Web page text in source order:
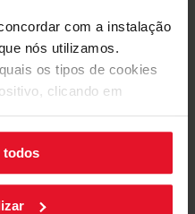
com a instalação
nós utilizamos.
os tipos de cookies
clicando em
podem ser alteradas a
botão preto posicionado
todos
atraso
continua a ser
automático